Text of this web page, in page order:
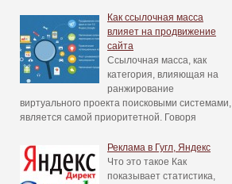
Как ссылочная масса
влияет на продвижение
сайта
Ссылочная масса, как
категория, влияющая на
ранжирование
виртуального проекта поисковыми системами,
является самой приоритетной. Говоря
Реклама в Гугл, Яндекс
Что это такое Как
показывает статистика,